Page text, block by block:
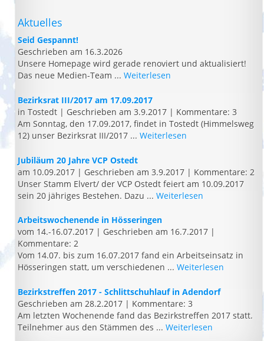
Aktuelles
Seid Gespannt!
Geschrieben am 16.3.2026
Unsere Homepage wird gerade renoviert und aktualisiert!
Das neue Medien-Team ... Weiterlesen
Bezirksrat III/2017 am 17.09.2017
in Tostedt | Geschrieben am 3.9.2017 | Kommentare: 3
Am Sonntag, den 17.09.2017, findet in Tostedt (Himmelsweg
12) unser Bezirksrat III/2017 ... Weiterlesen
Jubiläum 20 Jahre VCP Ostedt
am 10.09.2017 | Geschrieben am 3.9.2017 | Kommentare: 2
Unser Stamm Elvert/ der VCP Ostedt feiert am 10.09.2017
sein 20 jähriges Bestehen. Dazu ... Weiterlesen
Arbeitswochenende in Hösseringen
vom 14.-16.07.2017 | Geschrieben am 16.7.2017 |
Kommentare: 2
Vom 14.07. bis zum 16.07.2017 fand ein Arbeitseinsatz in
Hösseringen statt, um verschiedenen ... Weiterlesen
Bezirkstreffen 2017 - Schlittschuhlauf in Adendorf
Geschrieben am 28.2.2017 | Kommentare: 3
Am letzten Wochenende fand das Bezirkstreffen 2017 statt.
Teilnehmer aus den Stämmen des ... Weiterlesen